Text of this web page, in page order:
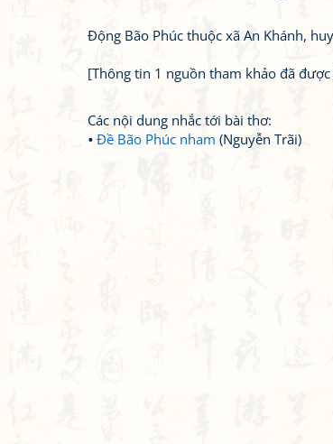
Động Bão Phúc thuộc xã An Khánh,
[Thông tin 1 nguồn tham khảo đã được
Các nội dung nhắc tới bài thơ:
Đề Bão Phúc nham (Nguyễn Trãi)